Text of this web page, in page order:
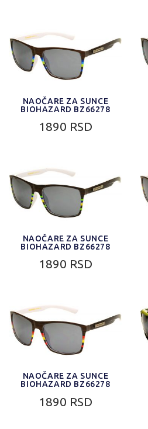
NAOČARE ZA SUNCE
BIOHAZARD BZ66278
1890 RSD
NAOČARE ZA SUNCE
BIOHAZARD BZ66278
1890 RSD
NAOČARE ZA SUNCE
BIOHAZARD BZ66278
1890 RSD